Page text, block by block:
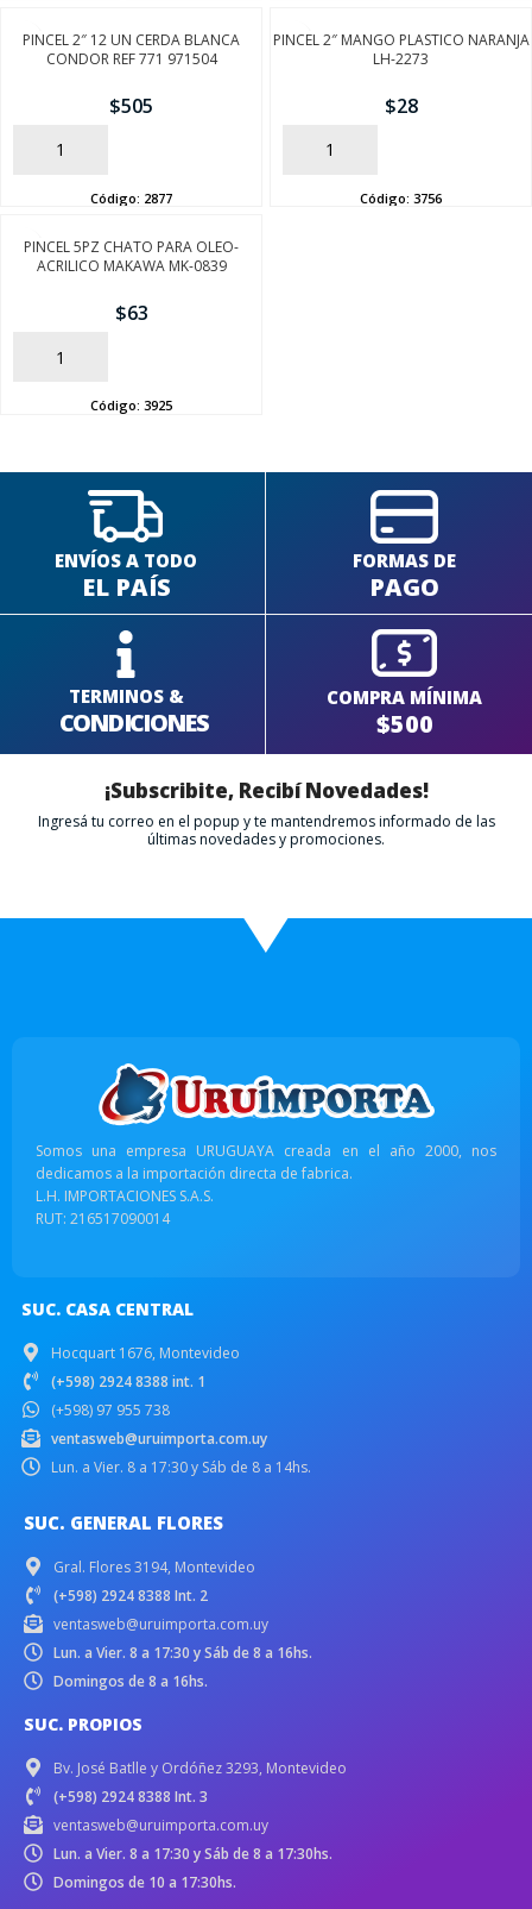
PINCEL 2″ 12 UN CERDA BLANCA
CONDOR REF 771 971504
$505
AÑADIR
Código: 2877
PINCEL 2″ MANGO PLASTICO NARANJA
LH-2273
$28
AÑADIR
Código: 3756
PINCEL 5PZ CHATO PARA OLEO-
ACRILICO MAKAWA MK-0839
$63
AÑADIR
Código: 3925
ENVÍOS A TODO
EL PAÍS
FORMAS DE
PAGO
TERMINOS &
CONDICIONES
COMPRA MÍNIMA
$500
¡Subscribite, Recibí Novedades!
Ingresá tu correo en el popup y te mantendremos informado de las
últimas novedades y promociones.
Somos una empresa URUGUAYA creada en el año 2000, nos
dedicamos a la importación directa de fabrica.
L.H. IMPORTACIONES S.A.S.
RUT: 216517090014
SUC. CASA CENTRAL
Hocquart 1676, Montevideo
(+598) 2924 8388 int. 1
(+598) 97 955 738
ventasweb@uruimporta.com.uy
Lun. a Vier. 8 a 17:30 y Sáb de 8 a 14hs.
SUC. GENERAL FLORES
Gral. Flores 3194, Montevideo
(+598) 2924 8388 Int. 2
ventasweb@uruimporta.com.uy
Lun. a Vier. 8 a 17:30 y Sáb de 8 a 16hs.
Domingos de 8 a 16hs.
SUC. PROPIOS
Bv. José Batlle y Ordóñez 3293, Montevideo
(+598) 2924 8388 Int. 3
ventasweb@uruimporta.com.uy
Lun. a Vier. 8 a 17:30 y Sáb de 8 a 17:30hs.
Domingos de 10 a 17:30hs.